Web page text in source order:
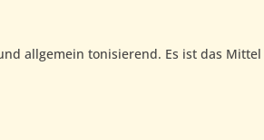
allgemein tonisierend. Es ist das Mittel